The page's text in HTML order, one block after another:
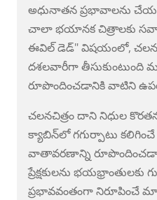
అధునాతన ప్రభావాలను
చాలా భయానక చిత్రాలకు
ఈవిల్ డెడ్" విషయంలో,
దశలవారీగా తీసుకుంటుంది
రూపొందించడానికి వాటిని
చలనచిత్రం దాని నిధుల
క్యాబిన్‌లో గగుర్పాటు
వాతావరణాన్ని
ప్రేక్షకులను
ప్రభావవంతంగా నిరూపించే